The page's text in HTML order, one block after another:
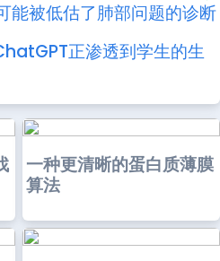
能被低估了肺部问题的诊断
正渗透到学生的生
一种更清晰的蛋白质薄膜
算法